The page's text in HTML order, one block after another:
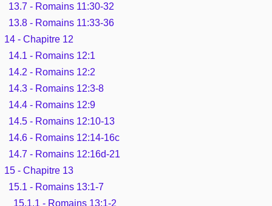
13.7 - Romains 11:30-32
13.8 - Romains 11:33-36
14 - Chapitre 12
14.1 - Romains 12:1
14.2 - Romains 12:2
14.3 - Romains 12:3-8
14.4 - Romains 12:9
14.5 - Romains 12:10-13
14.6 - Romains 12:14-16c
14.7 - Romains 12:16d-21
15 - Chapitre 13
15.1 - Romains 13:1-7
15.1.1 - Romains 13:1-2